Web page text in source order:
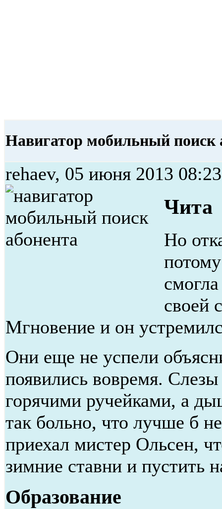
Навигатор мобильный поиск
rehaev, 05 июня 2013
Чита
Но
своей
Мгновение и он
Они еще не успели
появились вовремя.
горячими ручейками, а
так больно, что лучше б
приехал мистер Ольсен,
зимние ставни и пустить
Образование